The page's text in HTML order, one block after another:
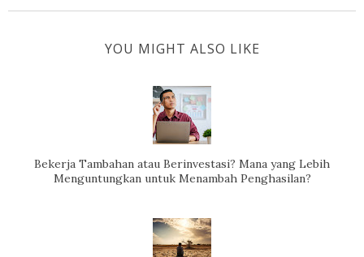
YOU MIGHT ALSO LIKE
Bekerja Tambahan atau Berinvestasi? Mana yang Lebih
Menguntungkan untuk Menambah Penghasilan?